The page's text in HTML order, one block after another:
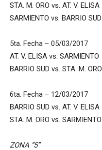
STA. M. ORO vs. AT. V. ELISA
SARMIENTO vs. BARRIO SUD
5ta. Fecha – 05/03/2017
AT. V. ELISA vs. SARMIENTO
BARRIO SUD vs. STA. M. ORO
6ta. Fecha – 12/03/2017
BARRIO SUD vs. AT. V. ELISA
STA. M. ORO vs. SARMIENTO
ZONA “5”